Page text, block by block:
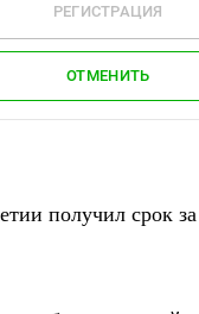
РЕГИСТРАЦИЯ
ОТМЕНИТЬ
получил срок